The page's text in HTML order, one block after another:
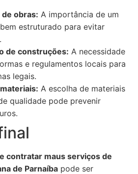
obras: A importância de um
estruturado para evitar
de construções: A necessidade
e regulamentos locais para
legais.
A escolha de materiais
qualidade pode prevenir
contratar maus serviços de
de Parnaíba pode ser